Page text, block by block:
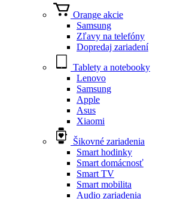
Orange akcie
Samsung
Zľavy na telefóny
Dopredaj zariadení
Tablety a notebooky
Lenovo
Samsung
Apple
Asus
Xiaomi
Šikovné zariadenia
Smart hodinky
Smart domácnosť
Smart TV
Smart mobilita
Audio zariadenia